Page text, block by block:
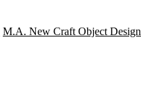
M.A. New Craft Object Design